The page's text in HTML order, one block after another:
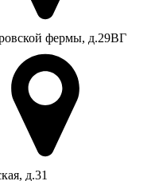
фермы, д.29ВГ
д.31